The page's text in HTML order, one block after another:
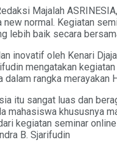
Majalah
normal. Kegiatan
lebih baik secara
inovatif oleh Kenari
mengatakan
dalam rangka merayakan
itu sangat luas dan
mahasiswa khususnya
kegiatan seminar
B. Sjarifudin